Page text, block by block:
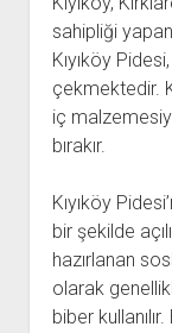
sahipliği
Kıyıköy
çekmektedir.
iç
bırakır.
Kıyıköy
bir şekilde
hazırlanan
olarak
biber